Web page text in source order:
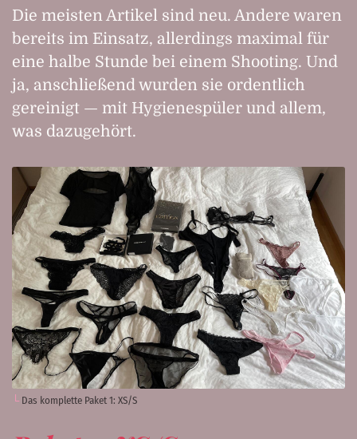
Die meisten Artikel sind neu. Andere waren
bereits im Einsatz, allerdings maximal für
eine halbe Stunde bei einem Shooting. Und
ja, anschließend wurden sie ordentlich
gereinigt — mit Hygienespüler und allem,
was dazugehört.
Das komplette Paket 1: XS/S